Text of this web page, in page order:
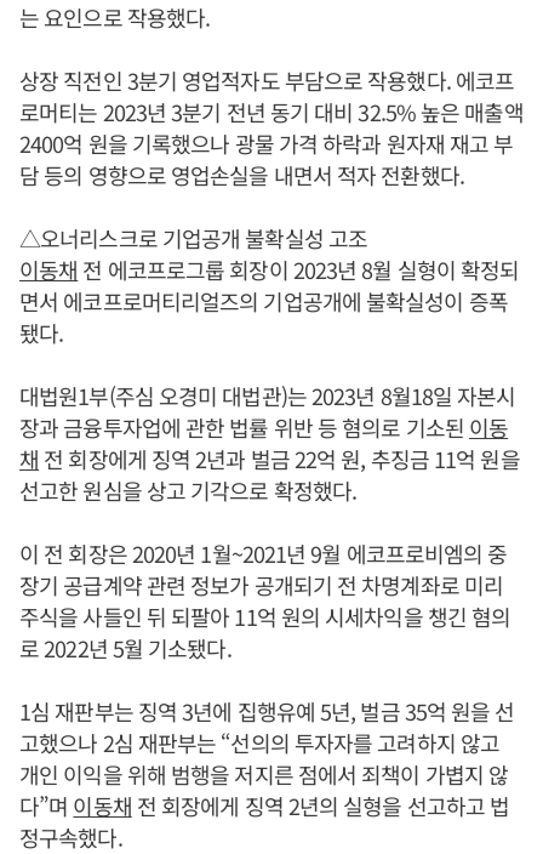
는 요인으로 작용했다.
상장 직전인 3분기 영업적자도 부담으로 작용했다. 에코프
로머티는 2023년 3분기 전년 동기 대비 32.5% 높은 매출액
2400억 원을 기록했으나 광물 가격 하락과 원자재 재고 부
담 등의 영향으로 영업손실을 내면서 적자 전환했다.
△오너리스크로 기업공개 불확실성 고조
이동채 전 에코프로그룹 회장이 2023년 8월 실형이 확정되
면서 에코프로머티리얼즈의 기업공개에 불확실성이 증폭
됐다.
대법원1부(주심 오경미 대법관)는 2023년 8월18일 자본시
장과 금융투자업에 관한 법률 위반 등 혐의로 기소된 이동
채 전 회장에게 징역 2년과 벌금 22억 원, 추징금 11억 원을
선고한 원심을 상고 기각으로 확정했다.
이 전 회장은 2020년 1월~2021년 9월 에코프로비엠의 중
장기 공급계약 관련 정보가 공개되기 전 차명계좌로 미리
주식을 사들인 뒤 되팔아 11억 원의 시세차익을 챙긴 혐의
로 2022년 5월 기소됐다.
1심 재판부는 징역 3년에 집행유예 5년, 벌금 35억 원을 선
고했으나 2심 재판부는 “선의의 투자자를 고려하지 않고
개인 이익을 위해 범행을 저지른 점에서 죄책이 가볍지 않
다”며 이동채 전 회장에게 징역 2년의 실형을 선고하고 법
정구속했다.